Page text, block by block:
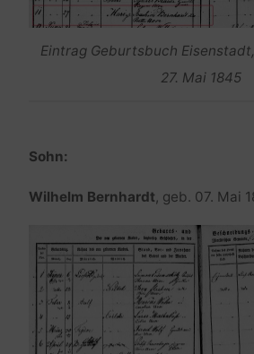
Eintrag Geburtsbuch
27. Mai 1845
Sohn:
Wilhelm Bernhardt, geb. 07. Mai